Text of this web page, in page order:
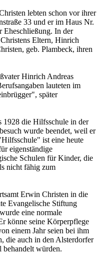
lebten schon vor ihrer
33 und er im Haus Nr.
Eheschließung. In der
Eltern, Hinrich
geb. Plambeck, ihren
Hinrich Andreas
lauteten im
später
1928 die Hilfsschule in der
wurde beendet, weil er
ist eine heute
eigenständige
Schulen für Kinder, die
nicht fähig zum
Erwin Christen in die
Evangelische Stiftung
eine normale
könne seine Körperpflege
einem Jahr seien bei ihm
die auch in den Alsterdorfer
behandelt würden.